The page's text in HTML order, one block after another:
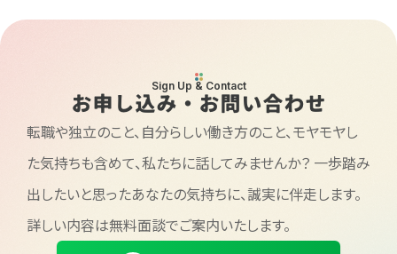
Sign Up & Contact
お申し込み・お問い合わせ
転職や独立のこと、自分らしい働き方のこと、モヤモヤし
た気持ちも含めて、私たちに話してみませんか？ 一歩踏み
出したいと思ったあなたの気持ちに、誠実に伴走します。
詳しい内容は無料面談でご案内いたします。